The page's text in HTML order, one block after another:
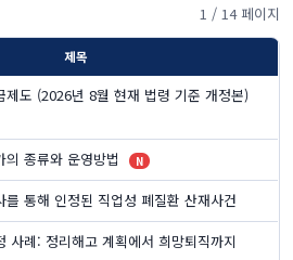
1 / 14 페이지
제목
제도 (2026년 8월 현재 법령 기준 개정본)
종류와 운영방법 N
통해 인정된 직업성 폐질환 산재사건
사례: 정리해고 계획에서 희망퇴직까지